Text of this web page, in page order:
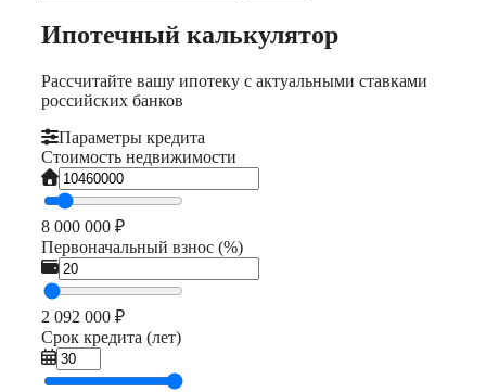
Ипотечный калькулятор
Рассчитайте вашу ипотеку с актуальными ставками
российских банков
Параметры кредита
Стоимость недвижимости
8 000 000 ₽
Первоначальный взнос (%)
2 092 000 ₽
Срок кредита (лет)